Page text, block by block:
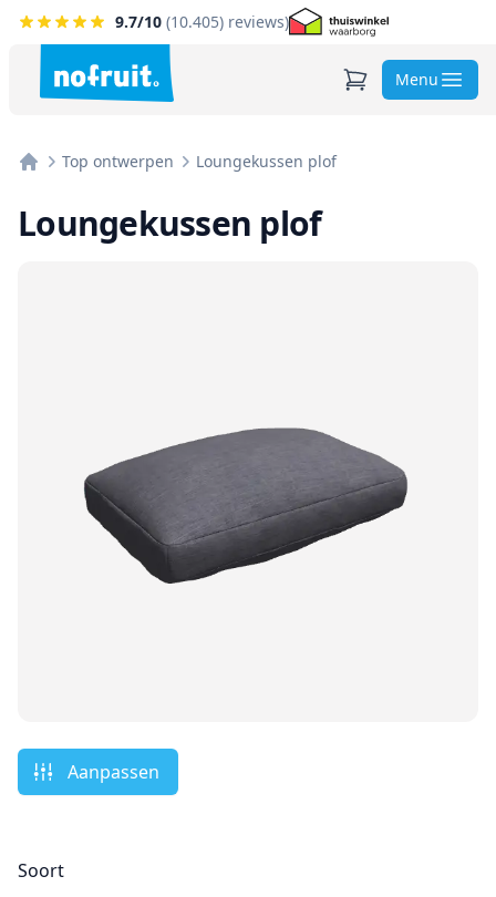
9.7/10 (10.405) reviews)
Menu
Top ontwerpen Loungekussen plof
Loungekussen plof
Aanpassen
Soort